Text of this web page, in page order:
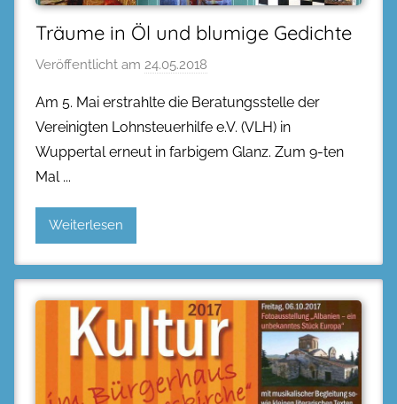
Träume in Öl und blumige Gedichte
Veröffentlicht am 24.05.2018
Am 5. Mai erstrahlte die Beratungsstelle der
Vereinigten Lohnsteuerhilfe e.V. (VLH) in
Wuppertal erneut in farbigem Glanz. Zum 9-ten
Mal
Weiterlesen